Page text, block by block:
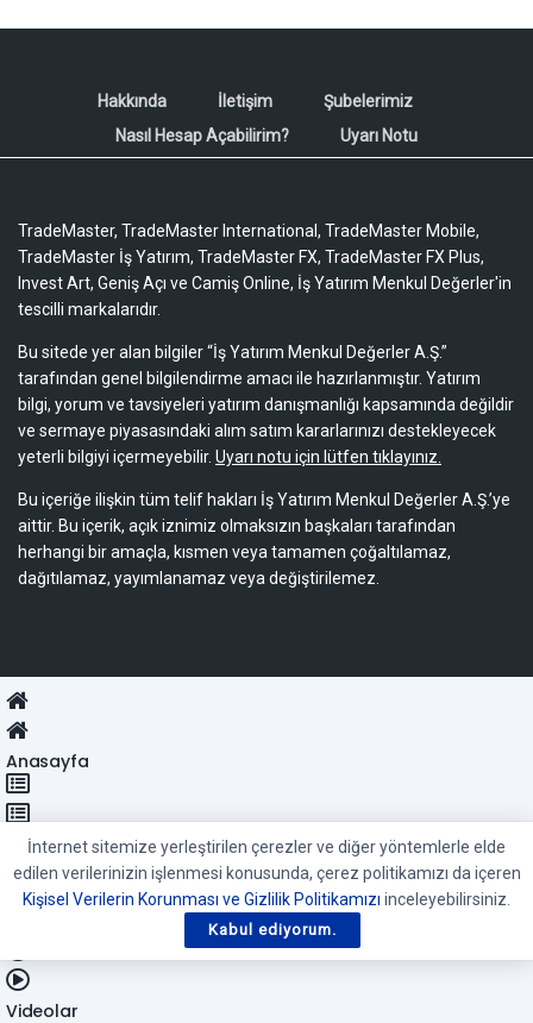
Hakkında İletişim
Şubelerimiz
Nasıl Hesap Açabilirim?
Uyarı Notu
TradeMaster, TradeMaster International, TradeMaster Mobile,
TradeMaster İş Yatırım, TradeMaster FX, TradeMaster FX Plus,
Invest Art, Geniş Açı ve Camiş Online, İş Yatırım Menkul Değerler'in
tescilli markalarıdır.
Bu sitede yer alan bilgiler “İş Yatırım Menkul Değerler A.Ş.”
tarafından genel bilgilendirme amacı ile hazırlanmıştır. Yatırım
bilgi, yorum ve tavsiyeleri yatırım danışmanlığı kapsamında değildir
ve sermaye piyasasındaki alım satım kararlarınızı destekleyecek
yeterli bilgiyi içermeyebilir. Uyarı notu için lütfen tıklayınız.
Bu içeriğe ilişkin tüm telif hakları İş Yatırım Menkul Değerler A.Ş.’ye
aittir. Bu içerik, açık iznimiz olmaksızın başkaları tarafından
herhangi bir amaçla, kısmen veya tamamen çoğaltılamaz,
dağıtılamaz, yayımlanamaz veya değiştirilemez.
İnternet sitemize yerleştirilen çerezler ve diğer yöntemlerle elde
edilen verilerinizin işlenmesi konusunda, çerez politikamızı da içeren
Kişisel Verilerin Korunması ve Gizlilik Politikamızı inceleyebilirsiniz.
Kabul ediyorum.
Anasayfa
Kategoriler
Videolar